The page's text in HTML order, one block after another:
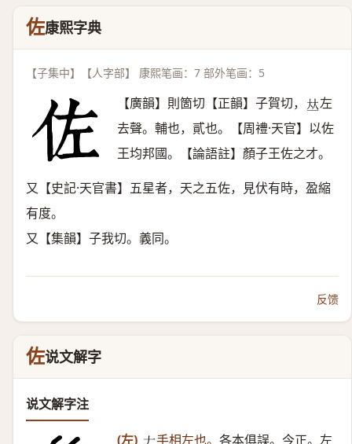
佐康熙字典
【子集中】【人字部】 康熙笔画：7 部外笔画：5
【廣韻】則箇切【正韻】子賀切， 𠀤左
去聲。輔也，貳也。【周禮·天官】以佐
王均邦國。【論語註】顏子王佐之才。
又【史記·天官書】五星者，天之五佐，見伏有時，盈縮
有度。
又【集韻】子我切。義同。
反馈
佐说文解字
说文解字注
(左) 手相左也。 各本俱誤。今正。左